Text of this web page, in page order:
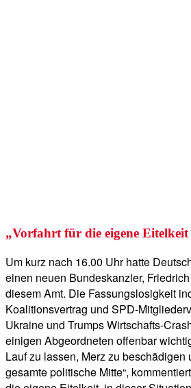
„Vorfahrt für die eigene Eitelkeit
Um kurz nach 16.00 Uhr hatte
einen neuen Bundeskanzler,
diesem Amt. Die Fassungslosigkeit
Koalitionsvertrag und SPD-
Ukraine und Trumps Wirtschafts-
einigen Abgeordneten offenbar
Lauf zu lassen, Merz zu beschädigen
gesamte politische Mitte“,